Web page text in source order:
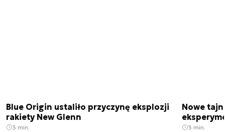
Blue Origin ustaliło przyczynę eksplozji
rakiety New Glenn
3 min.
Nowe
3 min.